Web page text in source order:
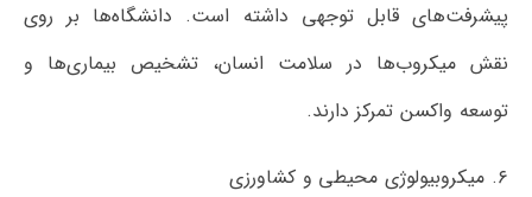
پیشرفت‌های قابل توجهی داشته است. دانشگاه‌ها بر روی
نقش میکروب‌ها در سلامت انسان، تشخیص بیماری‌ها و
توسعه واکسن تمرکز دارند.
۶. میکروبیولوژی محیطی و کشاورزی